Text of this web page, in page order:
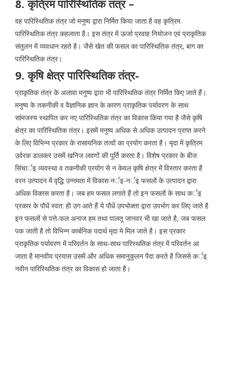
8. कृत्रिम पारिस्थितिक तंत्र –
वह पारिस्थितिक तंत्र जो मनुष्य द्वारा निर्मित किया जाता है वह कृत्रिम
पारिस्थितिक तंत्र कहलाता है। इस तंत्र में ऊर्जा प्रवाह नियोजन एवं प्राकृतिक
संतुलन में व्यवधान रहते है। जैसे खेत की फसल का पारिस्थितिक तंत्र, बाग का
पारिस्थितिक तंत्र।
9. कृषि क्षेत्र पारिस्थितिक तंत्र-
प्राकृतिक तंत्र के अलावा मनुष्य द्वारा भी पारिस्थितिक तंत्र निर्मित किए जाते हैं।
मनुष्य के तकनीकी व वैज्ञानिक ज्ञान के कारण प्राकृतिक पर्यावरण के साथ
सांमजस्य स्थापित कर नए पारिस्थितिक तंत्र का विकास किया गया है जैसे कृषि
क्षेत्र का पारिस्थितिक तंत्र। इसमें मनुष्य अधिक से अधिक उत्पादन प्राप्त करने
के लिए विभिन्न प्रकार के रासायनिक तत्वों का प्रयोग करता है। मृदा में कृत्रिम
उर्वरक डालकर उसमें खनिज लवणों की पूर्ति करता है। विशेष प्रकार के बीज
सिंचार्इ व्यवस्था व तकनीकी प्रयोग से न केवल कृषि क्षेत्र में विस्तार करता है
वरन उत्पादन में वृद्धि उन्नमता में विकास नर्इ-नर्इ फसलों के उत्पादन द्वारा
अधिक विकास करता है। जब हम फसल लगाते हैं तो इन फसलों के साथ कर्इ
प्रकार के पौधें स्वत: ही उग आते हैं ये पौधें उपभोक्ता द्वारा उपभोग कर लिए जाते है
इन फसलों से पत्ते-फल अनाज हम तथा पालतू जानवर भी खा जाते है, जब फसल
पक जाती है तो विभिन्न कार्बनिक पदार्थ मृदा मे मिल जाते है। इस प्रकार
प्राकृतिक पर्यावरण में परिवर्तन के साथ-साथ पारिस्थतिक तंत्र में परिवर्तन आ
जाता है मानवीय प्रयास उसमें और अधिक समानुकूलन पैदा करते है जिससे कर्इ
नवीन पारिस्थितिक तंत्र का विकास हो जाता है।